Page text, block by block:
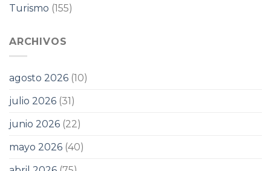
Turismo (155)
ARCHIVOS
agosto 2026 (10)
julio 2026 (31)
junio 2026 (22)
mayo 2026 (40)